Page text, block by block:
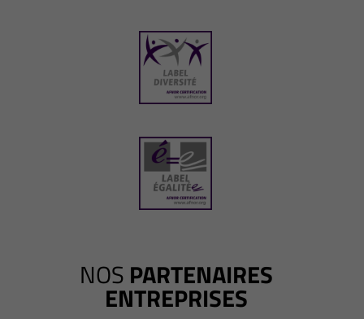
NOS PARTENAIRES
ENTREPRISES